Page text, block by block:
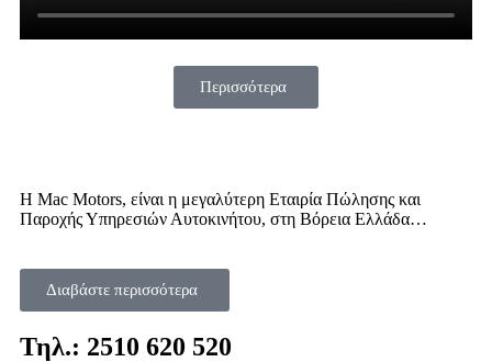
Περισσότερα
Η Mac Motors, είναι η μεγαλύτερη Εταιρία Πώλησης και
Παροχής Υπηρεσιών Αυτοκινήτου, στη Βόρεια Ελλάδα…
Διαβάστε περισσότερα
Τηλ.: 2510 620 520